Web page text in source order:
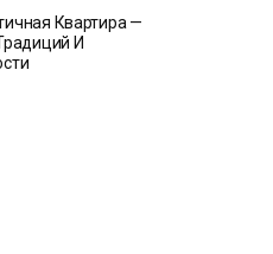
Квартира —
И